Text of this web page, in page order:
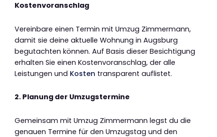
Kostenvoranschlag
Vereinbare einen Termin mit Umzug Zimmermann,
damit sie deine aktuelle Wohnung in Augsburg
begutachten können. Auf Basis dieser Besichtigung
erhalten Sie einen Kostenvoranschlag, der alle
Leistungen und Kosten transparent auflistet.
2. Planung der Umzugstermine
Gemeinsam mit Umzug Zimmermann legst du die
genauen Termine für den Umzugstag und den